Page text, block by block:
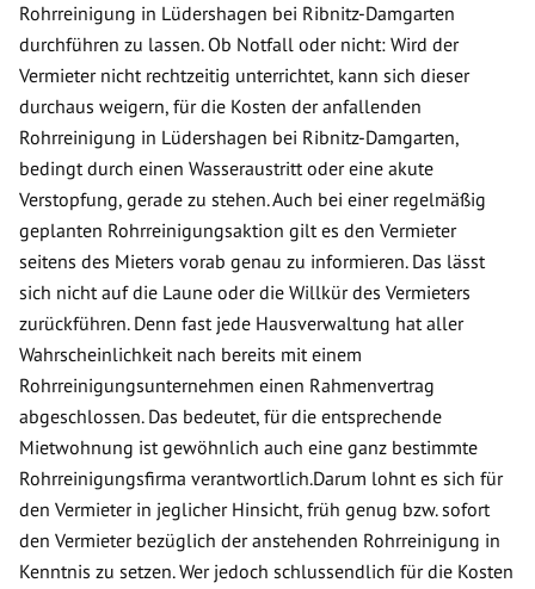
Rohrreinigung in Lüdershagen bei Ribnitz-Damgarten
durchführen zu lassen. Ob Notfall oder nicht: Wird der
Vermieter nicht rechtzeitig unterrichtet, kann sich dieser
durchaus weigern, für die Kosten der anfallenden
Rohrreinigung in Lüdershagen bei Ribnitz-Damgarten,
bedingt durch einen Wasseraustritt oder eine akute
Verstopfung, gerade zu stehen. Auch bei einer regelmäßig
geplanten Rohrreinigungsaktion gilt es den Vermieter
seitens des Mieters vorab genau zu informieren. Das lässt
sich nicht auf die Laune oder die Willkür des Vermieters
zurückführen. Denn fast jede Hausverwaltung hat aller
Wahrscheinlichkeit nach bereits mit einem
Rohrreinigungsunternehmen einen Rahmenvertrag
abgeschlossen. Das bedeutet, für die entsprechende
Mietwohnung ist gewöhnlich auch eine ganz bestimmte
Rohrreinigungsfirma verantwortlich.Darum lohnt es sich für
den Vermieter in jeglicher Hinsicht, früh genug bzw. sofort
den Vermieter bezüglich der anstehenden Rohrreinigung in
Kenntnis zu setzen. Wer jedoch schlussendlich für die Kosten